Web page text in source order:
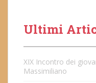
Ultimi
XIX Incontro dei
Massimiliano